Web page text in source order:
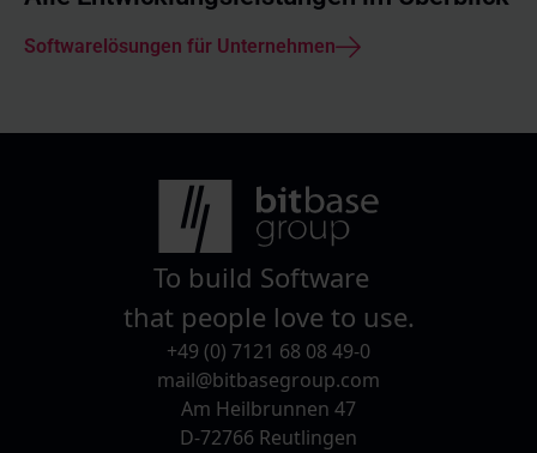
Softwarelösungen für Unternehmen
To build Software
that people love to use.
+49 (0) 7121 68 08 49-0
mail@bitbasegroup.com
Am Heilbrunnen 47
D-72766 Reutlingen